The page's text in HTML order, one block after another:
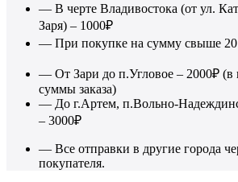
— В черте Владивостока (от ул.
Заря) – 1000₽
— При покупке на сумму свыше 20
— От Зари до п.Угловое – 2000₽ (в
суммы заказа)
— До г.Артем, п.Вольно-
– 3000₽
— Все отправки в другие города
покупателя.